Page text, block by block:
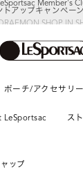
SHOP IN
表参道フラッグシップ
ポーチ/アクセサリー
LeSportsac ス
ップ